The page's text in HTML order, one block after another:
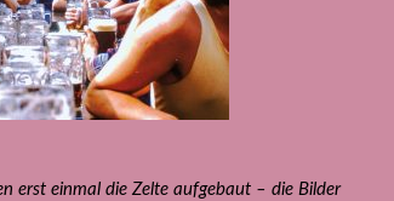
erst einmal die Zelte aufgebaut – die Bilder